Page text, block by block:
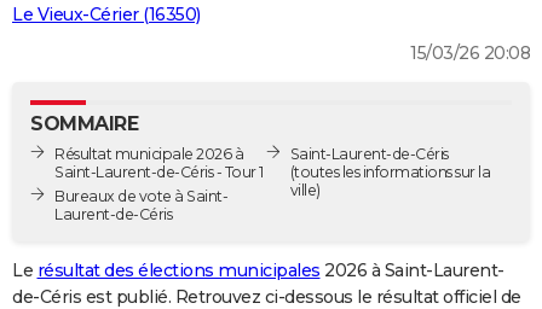
Forum
Aménagement intérieur
Extérieur
Cuisine
Salle de bains
Jardinage
Rangement
+
Art de vivre
Bien-être
Loisirs
Mode
Modes de vie
SANTE
Alimentation
Guide de la santé
Maladies
Médicaments
Sommeil
VOYAGE
Destinations
City break
Voyage nature
Voyage de noces
Forum
GUIDES D'ACHAT
Le Vieux-Cérier (16350)
15/03/26 20:08
SOMMAIRE
Résultat municipale 2026 à
Saint-Laurent-de-Céris - Tour 1
Bureaux de vote à Saint-
Laurent-de-Céris
Saint-Laurent-de-Céris
(toutes les informations sur la
ville)
Le résultat des élections municipales 2026 à Saint-Laurent-
de-Céris est publié. Retrouvez ci-dessous le résultat officiel de